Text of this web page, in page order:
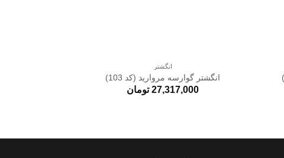
انگشتر
انگشتر گوارسه مروارید (کد 103)
27,317,000 تومان